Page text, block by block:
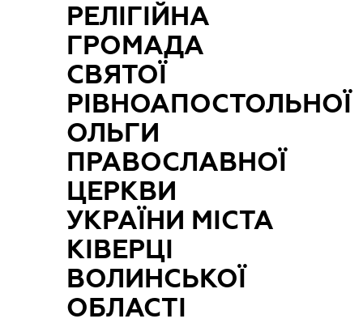
РЕЛІГІЙНА
ГРОМАДА
СВЯТОЇ
РІВНОАПОСТОЛЬНОЇ
ОЛЬГИ
ПРАВОСЛАВНОЇ
ЦЕРКВИ
УКРАЇНИ МІСТА
КІВЕРЦІ
ВОЛИНСЬКОЇ
ОБЛАСТІ